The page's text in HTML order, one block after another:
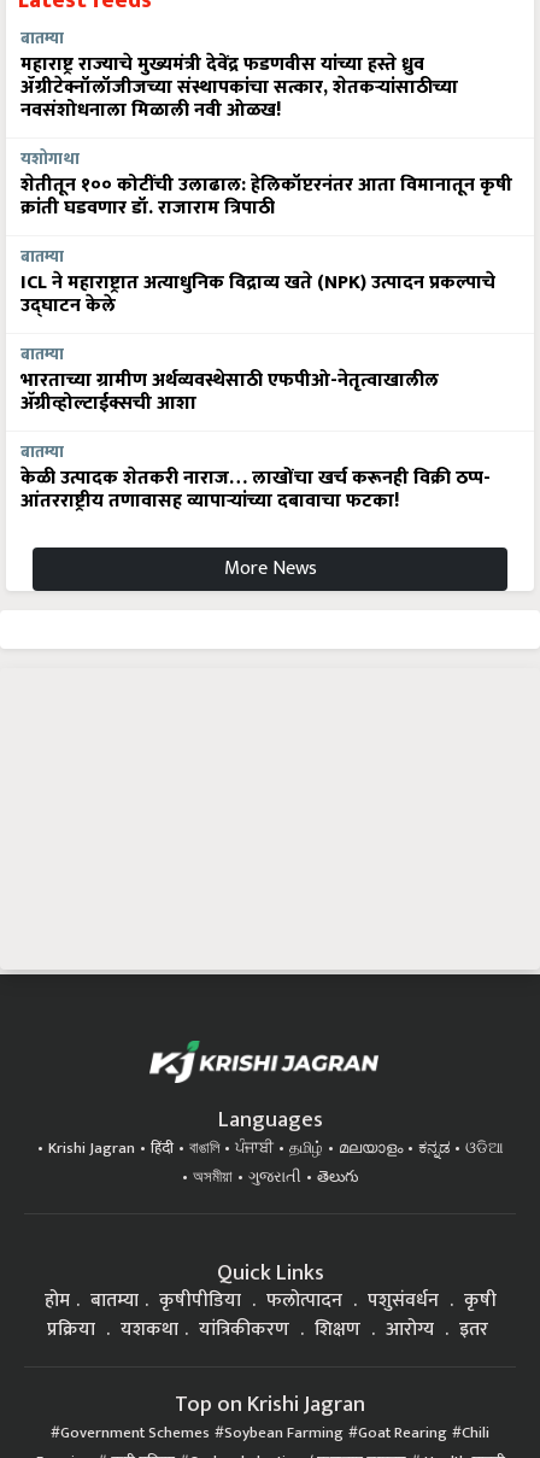
बातम्या
महाराष्ट्र राज्याचे मुख्यमंत्री देवेंद्र फडणवीस यांच्या हस्ते ध्रुव
ॲग्रीटेक्नॉलॉजीजच्या संस्थापकांचा सत्कार, शेतकऱ्यांसाठीच्या
नवसंशोधनाला मिळाली नवी ओळख!
यशोगाथा
शेतीतून १०० कोटींची उलाढाल: हेलिकॉप्टरनंतर आता विमानातून कृषी
क्रांती घडवणार डॉ. राजाराम त्रिपाठी
बातम्या
ICL ने महाराष्ट्रात अत्याधुनिक विद्राव्य खते (NPK) उत्पादन प्रकल्पाचे
उद्घाटन केले
बातम्या
भारताच्या ग्रामीण अर्थव्यवस्थेसाठी एफपीओ-नेतृत्वाखालील
अ‍ॅग्रीव्होल्टाईक्सची आशा
बातम्या
केळी उत्पादक शेतकरी नाराज… लाखोंचा खर्च करूनही विक्री ठप्प-
आंतरराष्ट्रीय तणावासह व्यापाऱ्यांच्या दबावाचा फटका!
More News
Languages
Krishi Jagran हिंदी বাঙালি ਪੰਜਾਬੀ தமிழ் മലയാളം ಕನ್ನಡ
ଓଡିଆ
অসমীয়া
ગુજરાતી తెలుగు
Quick Links
होम बातम्या कृषीपीडिया फलोत्पादन पशुसंवर्धन
कृषी
प्रक्रिया
यशकथा यांत्रिकीकरण शिक्षण आरोग्य इतर
Top on Krishi Jagran
Government Schemes Soybean Farming Goat Rearing Chili